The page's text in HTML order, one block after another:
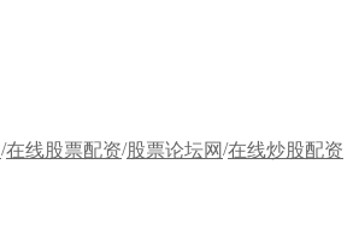
在线炒股配资
/
股票论坛网
/
在线股票配资
/